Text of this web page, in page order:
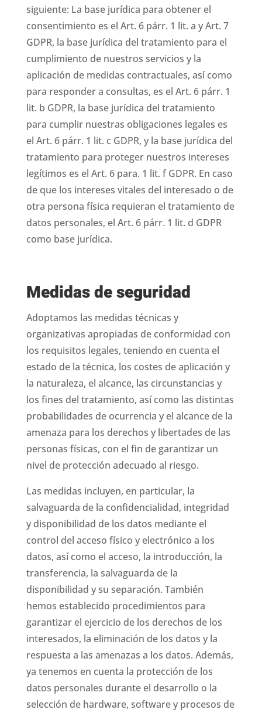
siguiente: La base jurídica para obtener el
consentimiento es el Art. 6 párr. 1 lit. a y Art. 7
GDPR, la base jurídica del tratamiento para el
cumplimiento de nuestros servicios y la
aplicación de medidas contractuales, así como
para responder a consultas, es el Art. 6 párr. 1
lit. b GDPR, la base jurídica del tratamiento
para cumplir nuestras obligaciones legales es
el Art. 6 párr. 1 lit. c GDPR, y la base jurídica del
tratamiento para proteger nuestros intereses
legítimos es el Art. 6 para. 1 lit. f GDPR. En caso
de que los intereses vitales del interesado o de
otra persona física requieran el tratamiento de
datos personales, el Art. 6 párr. 1 lit. d GDPR
como base jurídica.
Medidas de seguridad
Adoptamos las medidas técnicas y
organizativas apropiadas de conformidad con
los requisitos legales, teniendo en cuenta el
estado de la técnica, los costes de aplicación y
la naturaleza, el alcance, las circunstancias y
los fines del tratamiento, así como las distintas
probabilidades de ocurrencia y el alcance de la
amenaza para los derechos y libertades de las
personas físicas, con el fin de garantizar un
nivel de protección adecuado al riesgo.
Las medidas incluyen, en particular, la
salvaguarda de la confidencialidad, integridad
y disponibilidad de los datos mediante el
control del acceso físico y electrónico a los
datos, así como el acceso, la introducción, la
transferencia, la salvaguarda de la
disponibilidad y su separación. También
hemos establecido procedimientos para
garantizar el ejercicio de los derechos de los
interesados, la eliminación de los datos y la
respuesta a las amenazas a los datos. Además,
ya tenemos en cuenta la protección de los
datos personales durante el desarrollo o la
selección de hardware, software y procesos de